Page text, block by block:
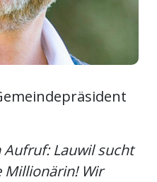
Lauwil sucht
Millionärin! Wir